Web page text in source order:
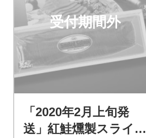
受付期間外
「2020年2月上旬発
送」紅鮭燻製スライス